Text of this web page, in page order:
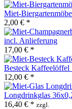
Miet-
2,00 € *
incl. Anlieferung
17,00 € *
Besteck
12,00 € *
Longdrinkglas
16,40 € * zzgl.